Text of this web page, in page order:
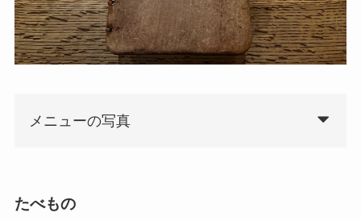
メニューの写真
たべもの